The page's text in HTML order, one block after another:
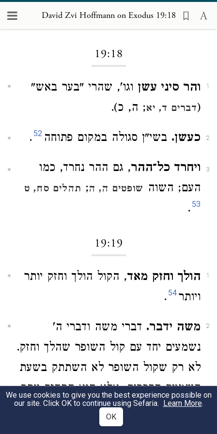
David Zvi Hoffmann on Exodus 19:18
19:18
1 והר סיני עשן וגו', שהרי "בער באש"
(דברים ד, יא; ה, כ).
2 כעשן. בשי"ן סגולה במקום פתוחה 52
.
3 ויחרד כל־ההר, גם ההר נחרד, כמו
העם; השוה שופטים ה, ה; תהלים סח, ט
53
.
19:19
1 הולך וחזק מאד, הקול הולך וחזק יותר
ויותר54
.
2 משה ידבר. דברי משה ודברי ה'
נשמעים יחד עם קול השופר שהלך וחזק.
לא רק שקול השופר לא השתתק בשעת
השמעת הדברים, אלא הוא התחזק יותר
ויותר, ועל כן נאמר להלן55"וכל־העם
ראים את־הקולת... ואת קול השפר" -
We use cookies to give you the best experience possible on
our site. Click OK to continue using Sefaria. Learn More.
OK